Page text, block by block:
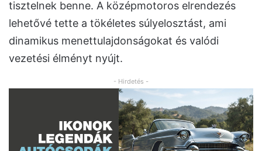
tisztelnek benne. A középmotoros elrendezés
lehetővé tette a tökéletes súlyelosztást, ami
dinamikus menettulajdonságokat és valódi
vezetési élményt nyújt.
- Hirdetés -